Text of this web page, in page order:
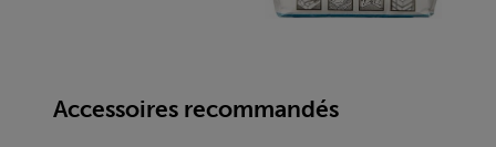
Accessoires recommandés